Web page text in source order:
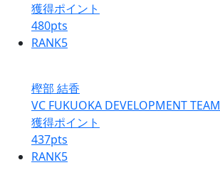
獲得ポイント
480pts
RANK5
樫部 結香
VC FUKUOKA DEVELOPMENT TEAM
獲得ポイント
437pts
RANK5